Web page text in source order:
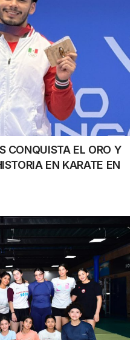
CONQUISTA EL ORO Y
EN KARATE EN